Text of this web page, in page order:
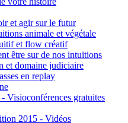
et agir sur le futur
animale et végétale
et flow créatif
être sur de nos intuitions
et domaine judiciaire
en replay
Visioconférences gratuites
2015 - Vidéos